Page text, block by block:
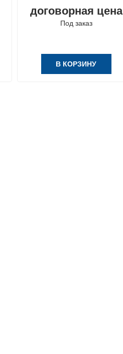
договорная цена
Под заказ
В КОРЗИНУ